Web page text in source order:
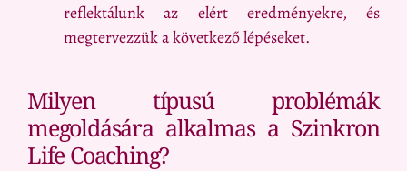
reflektálunk az elért eredményekre, és
megtervezzük a következő lépéseket.
Milyen típusú problémák
megoldására alkalmas a Szinkron
Life Coaching?